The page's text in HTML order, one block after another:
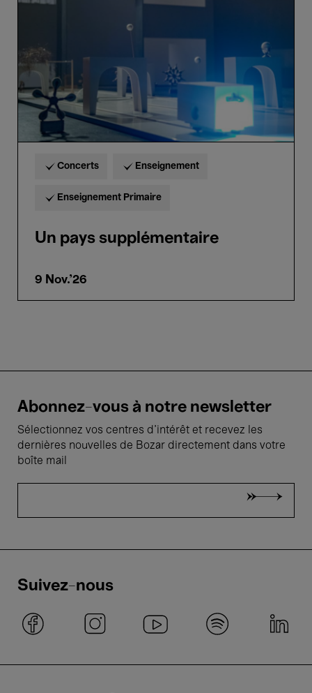
Concerts Enseignement
Enseignement Primaire
Un pays supplémentaire
9 Nov.'26
Abonnez-vous à notre newsletter
Sélectionnez vos centres d'intérêt et recevez les
dernières nouvelles de Bozar directement dans votre
boîte mail
Suivez-nous